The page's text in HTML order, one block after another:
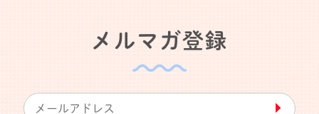
メルマガ登録
▶︎